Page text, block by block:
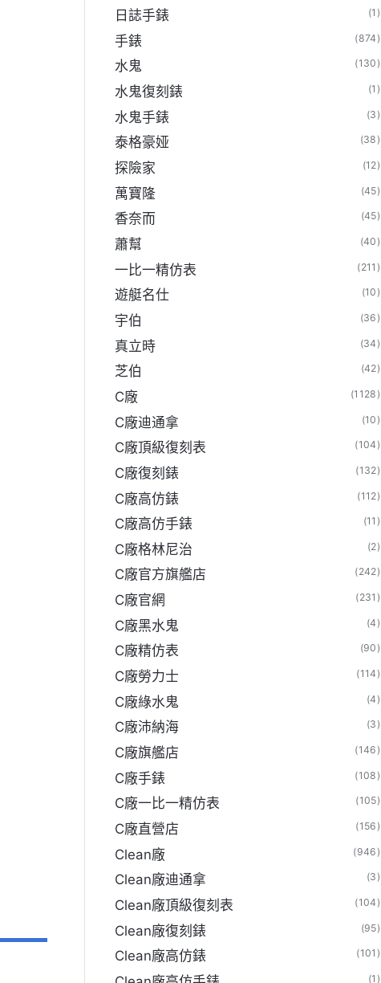
日誌手錶 (1)
手錶 (874)
水鬼 (130)
水鬼復刻錶 (1)
水鬼手錶 (3)
泰格豪娅 (38)
探險家 (12)
萬寶隆 (45)
香奈而 (45)
蕭幫 (40)
一比一精仿表 (211)
遊艇名仕 (10)
宇伯 (36)
真立時 (34)
芝伯 (42)
C廠 (1128)
C廠迪通拿 (10)
C廠頂級復刻表 (104)
C廠復刻錶 (132)
C廠高仿錶 (112)
C廠高仿手錶 (11)
C廠格林尼治 (2)
C廠官方旗艦店 (242)
C廠官網 (231)
C廠黑水鬼 (4)
C廠精仿表 (90)
C廠勞力士 (114)
C廠綠水鬼 (4)
C廠沛納海 (3)
C廠旗艦店 (146)
C廠手錶 (108)
C廠一比一精仿表 (105)
C廠直營店 (156)
Clean廠 (946)
Clean廠迪通拿 (3)
Clean廠頂級復刻表 (104)
Clean廠復刻錶 (95)
Clean廠高仿錶 (101)
(1)